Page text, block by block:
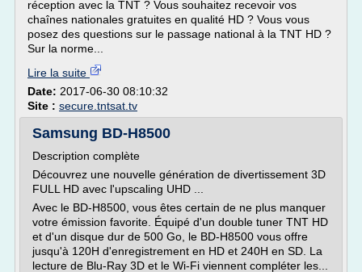
réception avec la TNT ? Vous souhaitez recevoir vos
chaînes nationales gratuites en qualité HD ? Vous vous
posez des questions sur le passage national à la TNT HD ?
Sur la norme...
Lire la suite
Date: 2017-06-30 08:10:32
Site : secure.tntsat.tv
Samsung BD-H8500
Description complète
Découvrez une nouvelle génération de divertissement 3D
FULL HD avec l'upscaling UHD ...
Avec le BD-H8500, vous êtes certain de ne plus manquer
votre émission favorite. Équipé d'un double tuner TNT HD
et d'un disque dur de 500 Go, le BD-H8500 vous offre
jusqu'à 120H d'enregistrement en HD et 240H en SD. La
lecture de Blu-Ray 3D et le Wi-Fi viennent compléter les...